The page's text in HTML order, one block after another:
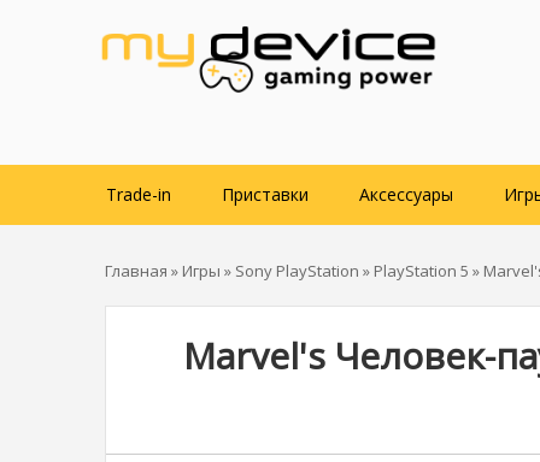
Trade-in Приставки Аксессуары
Главная » Игры » Sony PlayStation » PlayStation 5 »
Marvel's Человек-